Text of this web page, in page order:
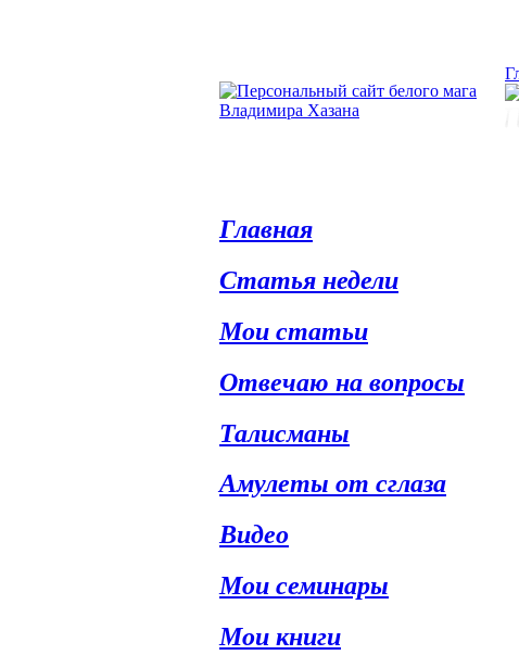
Главная
Статья недели
Мои статьи
Отвечаю на вопросы
Талисманы
Амулеты от сглаза
Видео
Мои семинары
Мои книги